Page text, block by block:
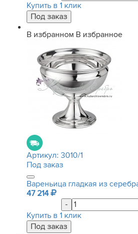
Купить в 1 клик
В избранном В избранное
Артикул: 3010/1
Под заказ
Вареньица гладкая из
47 214
-
Купить в 1 клик